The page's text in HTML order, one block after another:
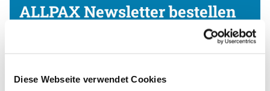
Diese Webseite verwendet Cookies
ALLPAX Newsletter bestellen
Jetzt anmelden und profitieren!